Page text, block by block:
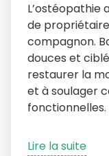
L’ostéopathie
de
compagnon.
douces et
restaurer la
et à soulager
fonctionnelles.
Lire la suite